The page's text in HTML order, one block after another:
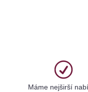
Máme nejširší